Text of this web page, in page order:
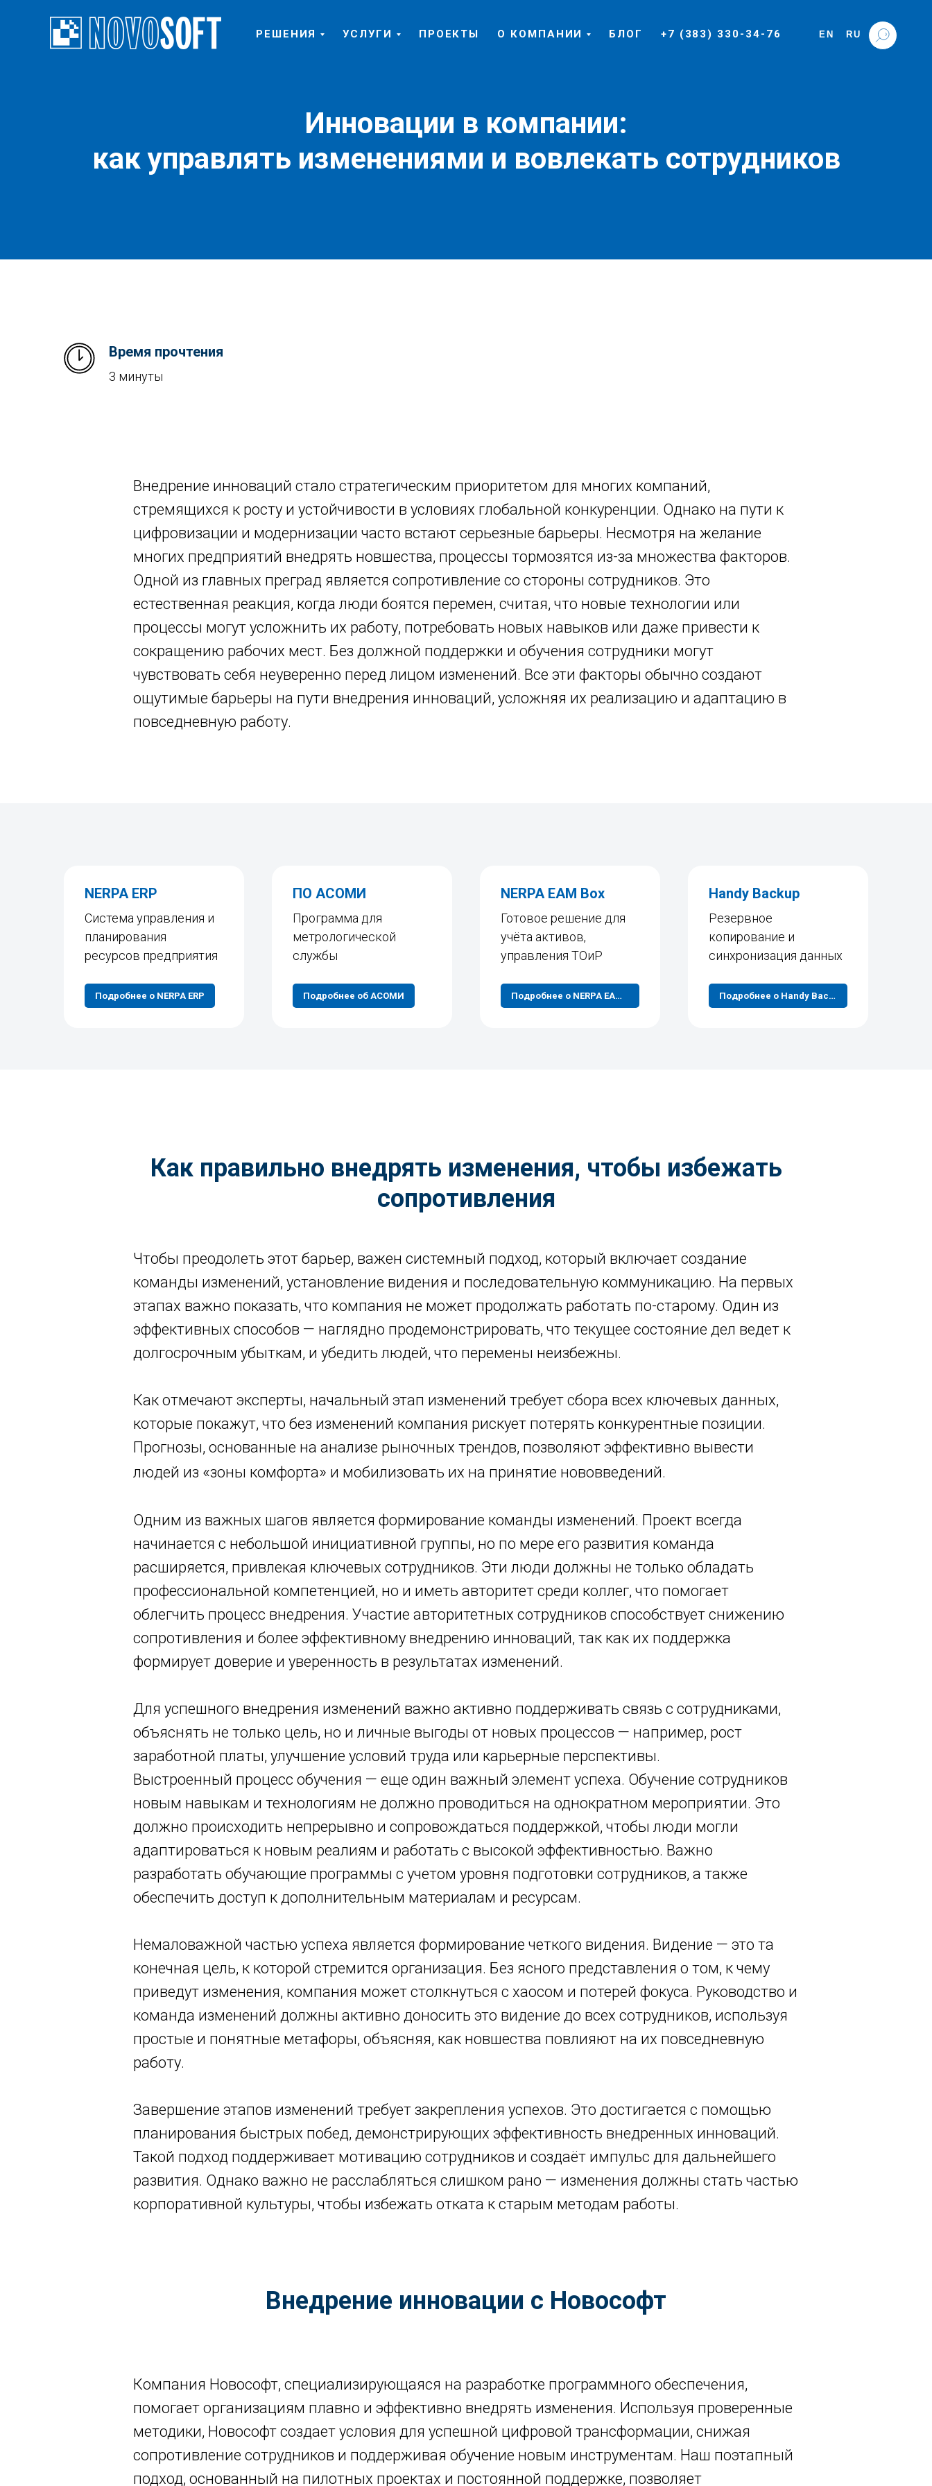
РЕШЕНИЯ УСЛУГИ ПРОЕКТЫ О КОМПАНИИ БЛОГ +7 (383) 330-34-76 EN RU
Инновации в компании:
как управлять изменениями и вовлекать сотрудников
Время прочтения
3 минуты
Внедрение инноваций стало стратегическим приоритетом для многих компаний,
стремящихся к росту и устойчивости в условиях глобальной конкуренции. Однако на пути к
цифровизации и модернизации часто встают серьезные барьеры. Несмотря на желание
многих предприятий внедрять новшества, процессы тормозятся из-за множества факторов.
Одной из главных преград является сопротивление со стороны сотрудников. Это
естественная реакция, когда люди боятся перемен, считая, что новые технологии или
процессы могут усложнить их работу, потребовать новых навыков или даже привести к
сокращению рабочих мест. Без должной поддержки и обучения сотрудники могут
чувствовать себя неуверенно перед лицом изменений. Все эти факторы обычно создают
ощутимые барьеры на пути внедрения инноваций, усложняя их реализацию и адаптацию в
повседневную работу.
NERPA ERP
Система управления и
планирования
ресурсов предприятия
Подробнее о NERPA ERP
ПО АСОМИ
Программа для
метрологической
службы
Подробнее об АСОМИ
NERPA EAM Box
Готовое решение для
учёта активов,
управления ТОиР
Подробнее о NERPA EAM Box
Handy Backup
Резервное
копирование и
синхронизация данных
Подробнее о Handy Backup
Как правильно внедрять изменения, чтобы избежать
сопротивления
Чтобы преодолеть этот барьер, важен системный подход, который включает создание
команды изменений, установление видения и последовательную коммуникацию. На первых
этапах важно показать, что компания не может продолжать работать по-старому. Один из
эффективных способов — наглядно продемонстрировать, что текущее состояние дел ведет к
долгосрочным убыткам, и убедить людей, что перемены неизбежны.
Как отмечают эксперты, начальный этап изменений требует сбора всех ключевых данных,
которые покажут, что без изменений компания рискует потерять конкурентные позиции.
Прогнозы, основанные на анализе рыночных трендов, позволяют эффективно вывести
людей из «зоны комфорта» и мобилизовать их на принятие нововведений.
Одним из важных шагов является формирование команды изменений. Проект всегда
начинается с небольшой инициативной группы, но по мере его развития команда
расширяется, привлекая ключевых сотрудников. Эти люди должны не только обладать
профессиональной компетенцией, но и иметь авторитет среди коллег, что помогает
облегчить процесс внедрения. Участие авторитетных сотрудников способствует снижению
сопротивления и более эффективному внедрению инноваций, так как их поддержка
формирует доверие и уверенность в результатах изменений.
Для успешного внедрения изменений важно активно поддерживать связь с сотрудниками,
объяснять не только цель, но и личные выгоды от новых процессов — например, рост
заработной платы, улучшение условий труда или карьерные перспективы.
Выстроенный процесс обучения — еще один важный элемент успеха. Обучение сотрудников
новым навыкам и технологиям не должно проводиться на однократном мероприятии. Это
должно происходить непрерывно и сопровождаться поддержкой, чтобы люди могли
адаптироваться к новым реалиям и работать с высокой эффективностью. Важно
разработать обучающие программы с учетом уровня подготовки сотрудников, а также
обеспечить доступ к дополнительным материалам и ресурсам.
Немаловажной частью успеха является формирование четкого видения. Видение — это та
конечная цель, к которой стремится организация. Без ясного представления о том, к чему
приведут изменения, компания может столкнуться с хаосом и потерей фокуса. Руководство и
команда изменений должны активно доносить это видение до всех сотрудников, используя
простые и понятные метафоры, объясняя, как новшества повлияют на их повседневную
работу.
Завершение этапов изменений требует закрепления успехов. Это достигается с помощью
планирования быстрых побед, демонстрирующих эффективность внедренных инноваций.
Такой подход поддерживает мотивацию сотрудников и создаёт импульс для дальнейшего
развития. Однако важно не расслабляться слишком рано — изменения должны стать частью
корпоративной культуры, чтобы избежать отката к старым методам работы.
Внедрение инновации с Новософт
Компания Новософт, специализирующаяся на разработке программного обеспечения,
помогает организациям плавно и эффективно внедрять изменения. Используя проверенные
методики, Новософт создает условия для успешной цифровой трансформации, снижая
сопротивление сотрудников и поддерживая обучение новым инструментам. Наш поэтапный
подход, основанный на пилотных проектах и постоянной поддержке, позволяет